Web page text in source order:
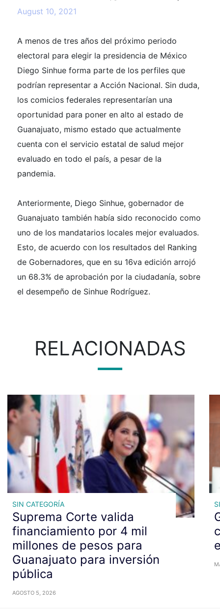
August 10, 2021
A menos de tres años del próximo periodo
electoral para elegir la presidencia de México
Diego Sinhue forma parte de los perfiles que
podrían representar a Acción Nacional. Sin duda,
los comicios federales representarían una
oportunidad para poner en alto al estado de
Guanajuato, mismo estado que actualmente
cuenta con el servicio estatal de salud mejor
evaluado en todo el país, a pesar de la
pandemia.
Anteriormente, Diego Sinhue, gobernador de
Guanajuato también había sido reconocido como
uno de los mandatarios locales mejor evaluados.
Esto, de acuerdo con los resultados del Ranking
de Gobernadores, que en su 16va edición arrojó
un 68.3% de aprobación por la ciudadanía, sobre
el desempeño de Sinhue Rodríguez.
RELACIONADAS
SIN CATEGORÍA
Suprema Corte valida
financiamiento por 4 mil
millones de pesos para
Guanajuato para inversión
pública
AGOSTO 5, 2026